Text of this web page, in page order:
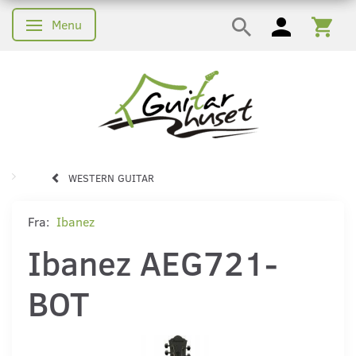
Skifte navigation
Menu
WESTERN GUITAR
Fra: Ibanez
Ibanez AEG721-
BOT